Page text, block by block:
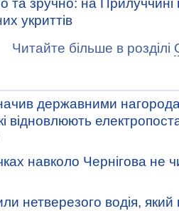
та зручно: на
укриттів
Читайте більше в розділі
державними
відновлюють
навколо Чернігова не
нетверезого водія,